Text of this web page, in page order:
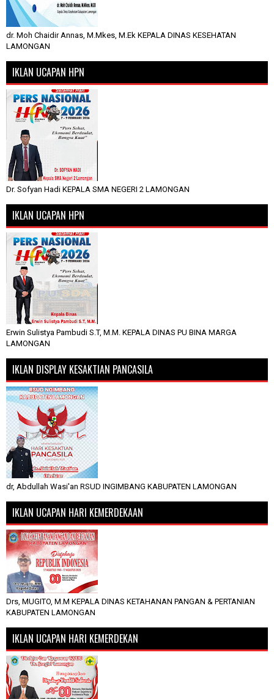
dr. Moh Chaidir Annas, M.Mkes, M.Ek KEPALA DINAS KESEHATAN
LAMONGAN
IKLAN UCAPAN HPN
Dr. Sofyan Hadi KEPALA SMA NEGERI 2 LAMONGAN
IKLAN UCAPAN HPN
Erwin Sulistya Pambudi S.T, M.M. KEPALA DINAS PU BINA MARGA
LAMONGAN
IKLAN DISPLAY KESAKTIAN PANCASILA
dr, Abdullah Wasi'an RSUD INGIMBANG KABUPATEN LAMONGAN
IKLAN UCAPAN HARI KEMERDEKAAN
Drs, MUGITO, M.M KEPALA DINAS KETAHANAN PANGAN & PERTANIAN
KABUPATEN LAMONGAN
IKLAN UCAPAN HARI KEMERDEKAN